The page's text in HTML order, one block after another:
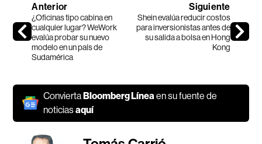
Anterior
¿Oficinas tipo cabina en
cualquier lugar? WeWork
evalúa probar su nuevo
modelo en un país de
Sudamérica
Siguiente
Shein evalúa reducir costos
para inversionistas antes de
su salida a bolsa en Hong
Kong
ConviertaBloomberg Línea en su fuente de
noticiasaquí